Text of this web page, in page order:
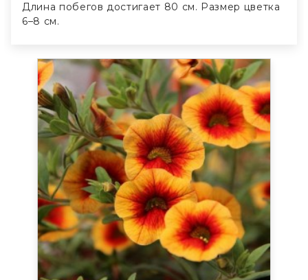
Длина побегов достигает 80 см. Размер цветка
6–8 см.